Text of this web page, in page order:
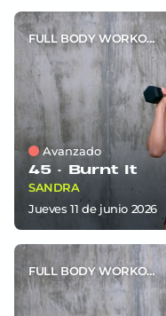
FULL BODY WORKOUT
Avanzado
45 · Burnt It
SANDRA
jueves 11 de junio 2026
FULL BODY WORKOUT